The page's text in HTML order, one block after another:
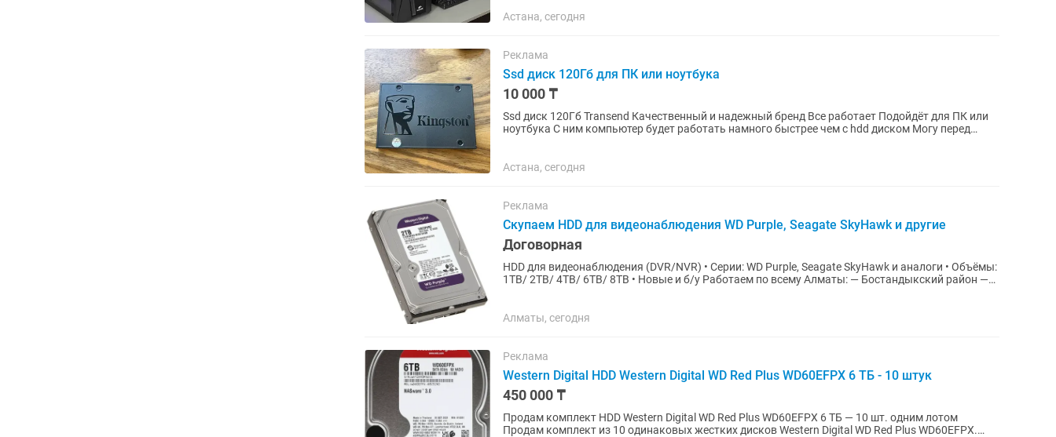
Астана, сегодня
Реклама
Ssd диск 120Гб для ПК или ноутбука
10 000 ₸
Ssd диск 120Гб Transend Качественный и надежный бренд Все работает Подойдёт для ПК или
ноутбука С ним компьютер будет работать намного быстрее чем с hdd диском Могу перед
Астана, сегодня
Реклама
Скупаем HDD для видеонаблюдения WD Purple, Seagate SkyHawk и другие
Договорная
HDD для видеонаблюдения (DVR/NVR) • Серии: WD Purple, Seagate SkyHawk и аналоги • Объёмы:
1TB/ 2TB/ 4TB/ 6TB/ 8TB • Новые и б/у Работаем по всему Алматы: — Бостандыкский район —
Алматы, сегодня
Реклама
Western Digital HDD Western Digital WD Red Plus WD60EFPX 6 ТБ - 10 штук
450 000 ₸
Продам комплект HDD Western Digital WD Red Plus WD60EFPX 6 ТБ — 10 шт. одним лотом
Продам комплект из 10 одинаковых жестких дисков Western Digital WD Red Plus WD60EFPX.